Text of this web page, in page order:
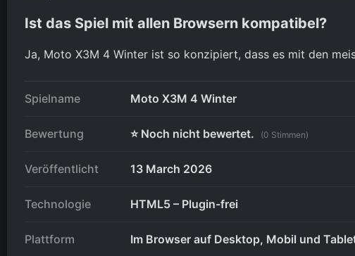
Ist das Spiel mit allen Browsern kompatibel?
Ja, Moto X3M 4 Winter ist so konzipiert, dass es mit den
Spielname Moto X3M 4 Winter
Bewertung ⭐ Noch nicht bewertet. (0 Stimmen)
Veröffentlicht 13 March 2026
Technologie HTML5 – Plugin-frei
Plattform Im Browser auf Desktop, Mobil und